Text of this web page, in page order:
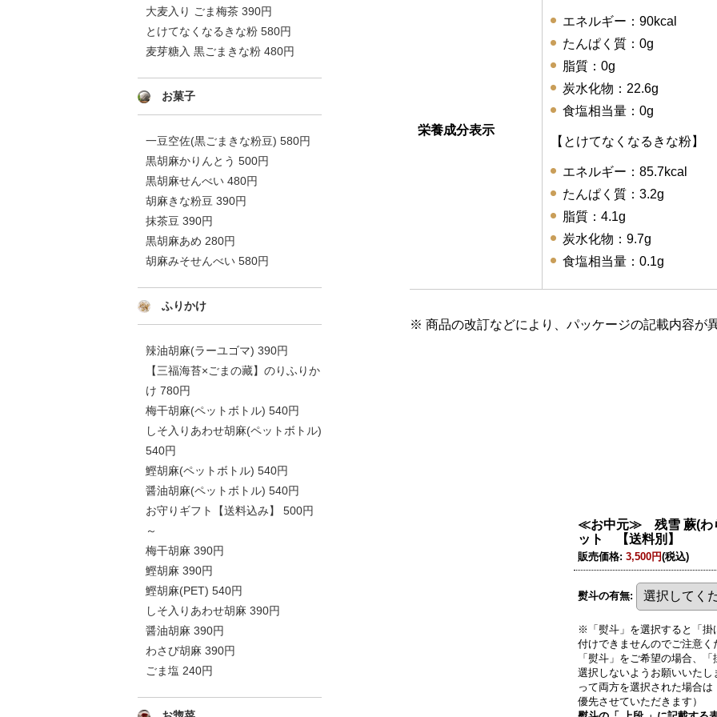
栄養成分表示
エネルギー：90kcal
たんぱく質：0g
脂質：0g
炭水化物：22.6g
食塩相当量：0g
【とけてなくなるきな粉】
エネルギー：85.7kcal
たんぱく質：3.2g
脂質：4.1g
炭水化物：9.7g
食塩相当量：0.1g
※ 商品の改訂などにより、パッケージの記載内容が
大麦入り ごま梅茶 390円
とけてなくなるきな粉 580円
麦芽糖入 黒ごまきな粉 480円
お菓子
一豆空佐(黒ごまきな粉豆) 580円
黒胡麻かりんとう 500円
黒胡麻せんべい 480円
胡麻きな粉豆 390円
抹茶豆 390円
黒胡麻あめ 280円
胡麻みそせんべい 580円
ふりかけ
辣油胡麻(ラーユゴマ) 390円
【三福海苔×ごまの藏】のりふりか
け 780円
梅干胡麻(ペットボトル) 540円
しそ入りあわせ胡麻(ペットボトル)
540円
鰹胡麻(ペットボトル) 540円
醤油胡麻(ペットボトル) 540円
お守りギフト【送料込み】 500円
～
梅干胡麻 390円
鰹胡麻 390円
鰹胡麻(PET) 540円
しそ入りあわせ胡麻 390円
醤油胡麻 390円
わさび胡麻 390円
ごま塩 240円